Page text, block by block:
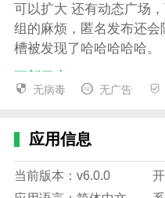
可以扩大 还有动态广场
组的麻烦，匿名发布还
槽被发现了哈哈哈哈哈。
最新版本：v6.0.0
-功能优化及问题修复
无病毒 无广告
应用信息
当前版本：v6.0.0